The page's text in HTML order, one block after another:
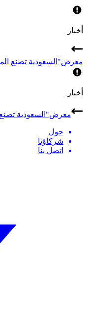
أخبار
معرض"السعودية تصنع
أخبار
معرض"السعودية تصنع
حول
شركاؤنا
اتصل بنا